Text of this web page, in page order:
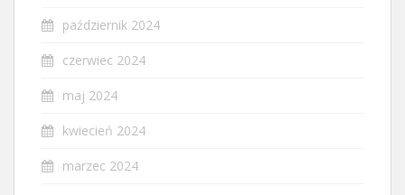
październik 2024
czerwiec 2024
maj 2024
kwiecień 2024
marzec 2024